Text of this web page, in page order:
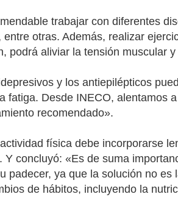
trabajar con diferentes
otras. Además, realizar
podrá aliviar la tensión muscular
y los antiepilépticos
fatiga. Desde INECO, alentamos
recomendado».
física debe incorporarse
Y concluyó: «Es de suma
padecer, ya que la solución no
de hábitos, incluyendo la